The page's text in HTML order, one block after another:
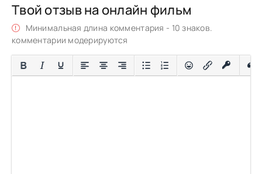
Твой отзыв на онлайн фильм
Минимальная длина комментария - 10 знаков.
комментарии модерируются